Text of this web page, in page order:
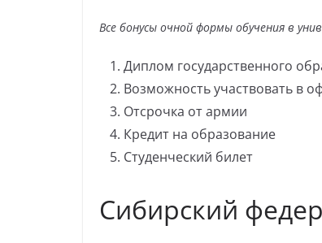
Все бонусы очной формы обучения в
Диплом государственного
Возможность участвовать в
Отсрочка от армии
Кредит на образование
Студенческий билет
Сибирский